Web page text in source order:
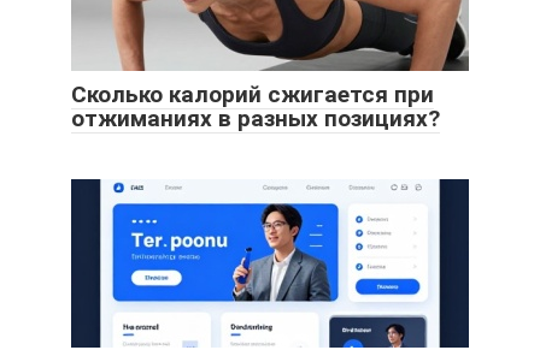
Сколько калорий сжигается при
отжиманиях в разных позициях?